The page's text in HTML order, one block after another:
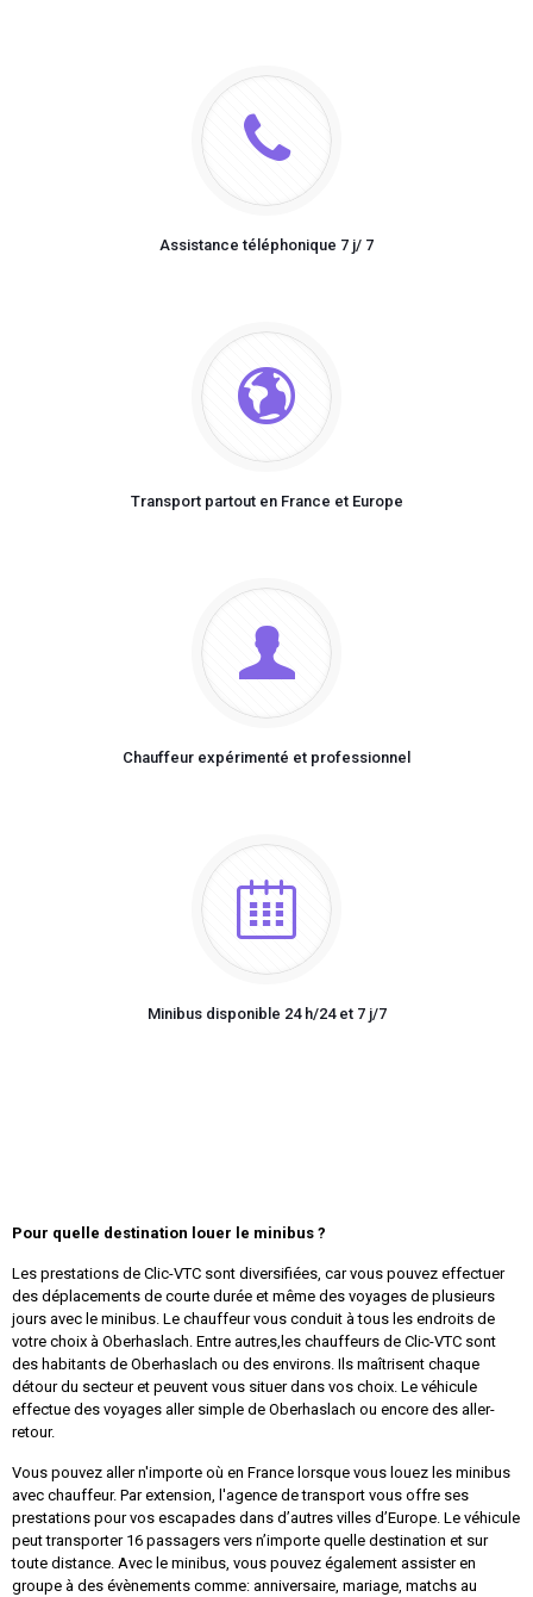
Assistance téléphonique 7 j/ 7
Transport partout en France et Europe
Chauffeur expérimenté et professionnel
Minibus disponible 24 h/24 et 7 j/7
Pour quelle destination louer le minibus ?
Les prestations de Clic-VTC sont diversifiées, car vous pouvez effectuer
des déplacements de courte durée et même des voyages de plusieurs
jours avec le minibus. Le chauffeur vous conduit à tous les endroits de
votre choix à Oberhaslach. Entre autres,les chauffeurs de Clic-VTC sont
des habitants de Oberhaslach ou des environs. Ils maîtrisent chaque
détour du secteur et peuvent vous situer dans vos choix. Le véhicule
effectue des voyages aller simple de Oberhaslach ou encore des aller-
retour.
Vous pouvez aller n'importe où en France lorsque vous louez les minibus
avec chauffeur. Par extension, l'agence de transport vous offre ses
prestations pour vos escapades dans d’autres villes d’Europe. Le véhicule
peut transporter 16 passagers vers n’importe quelle destination et sur
toute distance. Avec le minibus, vous pouvez également assister en
groupe à des évènements comme: anniversaire, mariage, matchs au